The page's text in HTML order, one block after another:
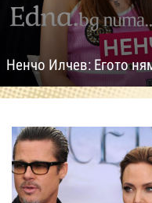
Ненчо Илчев: Егото